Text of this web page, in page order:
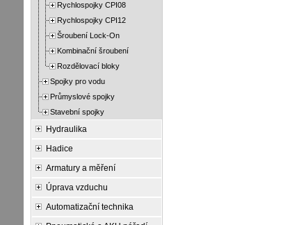
Rychlospojky CPI08
Rychlospojky CPI12
Šroubení Lock-On
Kombinační šroubení
Rozdělovací bloky
Spojky pro vodu
Průmyslové spojky
Stavební spojky
Hydraulika
Hadice
Armatury a měření
Úprava vzduchu
Automatizační technika